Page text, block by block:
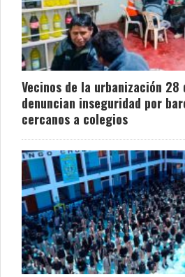
Vecinos de la urbanización 28
denuncian inseguridad por
cercanos a colegios